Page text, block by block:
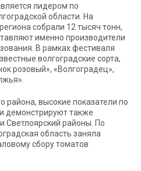
лидером по
области. На
собрали 12 тысяч тонн,
именно производители
В рамках фестиваля
волгоградские сорта,
розовый», «Волгоградец»,
района, высокие показатели по
демонстрируют также
Светлоярский районы. По
область заняла
сбору томатов